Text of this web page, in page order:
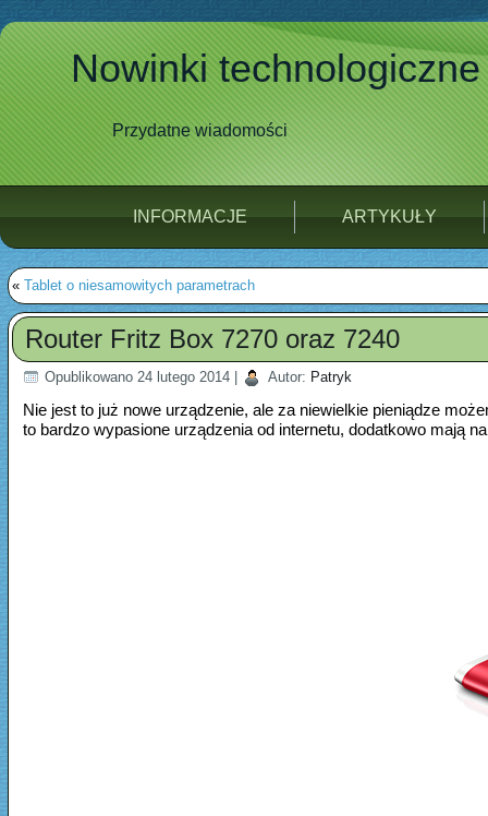
Nowinki technologiczne
Przydatne wiadomości
INFORMACJE ARTYKUŁY
« Tablet o niesamowitych parametrach
Router Fritz Box 7270 oraz 7240
Opublikowano 24 lutego 2014 Autor: Patryk
Nie jest to już nowe urządzenie, ale za niewielkie pieniądze
to bardzo wypasione urządzenia od internetu, dodatkowo mają